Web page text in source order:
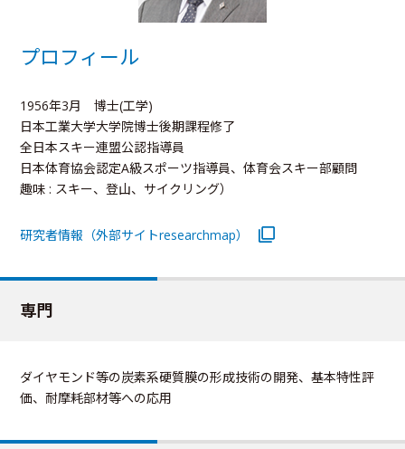
プロフィール
1956年3月 博士(工学)
日本工業大学大学院博士後期課程修了
全日本スキー連盟公認指導員
日本体育協会認定A級スポーツ指導員、体育会スキー部顧問
趣味 : スキー、登山、サイクリング）
研究者情報（外部サイトresearchmap）
専門
ダイヤモンド等の炭素系硬質膜の形成技術の開発、基本特性評
価、耐摩耗部材等への応用